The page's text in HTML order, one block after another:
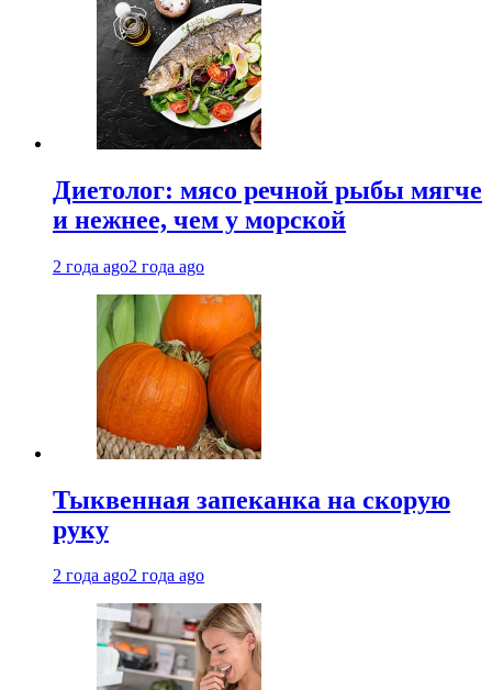
Диетолог: мясо речной рыбы мягче
и нежнее, чем у морской
2 года ago2 года ago
Тыквенная запеканка на скорую
руку
2 года ago2 года ago